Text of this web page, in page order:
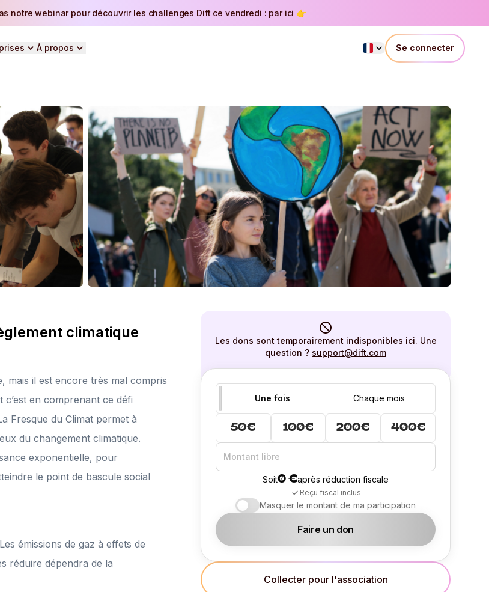
notre webinar pour découvrir les challenges Dift ce vendredi : par ici 👉
À propos Se connecter
climatique
mais il est encore très mal compris
en comprenant ce défi
Fresque du Climat permet à
du changement climatique.
exponentielle, pour
le point de bascule social
émissions de gaz à effets de
réduire dépendra de la
Les dons sont temporairement indisponibles ici. Une
question ? support@dift.com
Une fois Chaque mois
50€ 100€ 200€ 400€
Soit0 €après réduction fiscale
Reçu fiscal inclus
Masquer le montant de ma participation
Faire un don
Collecter pour l'association